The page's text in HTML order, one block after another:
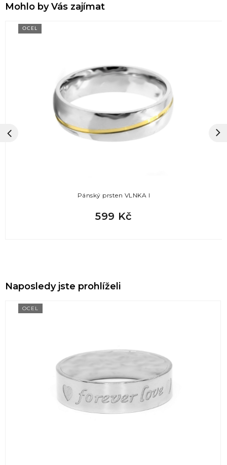
Mohlo by Vás zajímat
OCEL
Pánský prsten VLNKA I
599 Kč
Naposledy jste prohlíželi
OCEL